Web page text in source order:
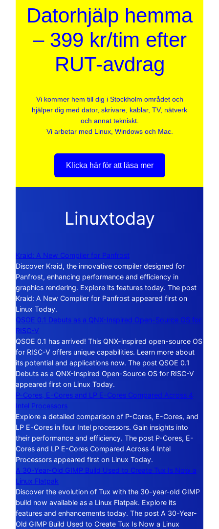
Datorhjälp hemma
– 399 kr/tim efter
RUT-avdrag
Vi kommer hem till dig i Stockholm området och
hjälper dig med dator, skrivare, kablar, TV, nätverk
och annat tekniskt.
Vi arbetar med Linux, Windows och Mac.
Klicka här för att läsa mer
Linuxtoday
Kraid: A New Compiler for Panfrost
Discover Kraid, the innovative compiler designed for
Panfrost, enhancing performance and efficiency in
graphics rendering. Explore its features today. The post
Kraid: A New Compiler for Panfrost appeared first on
Linux Today.
QSOE 0.1 Debuts as a QNX-Inspired Open-Source OS for
RISC-V
QSOE 0.1 has arrived! This QNX-inspired open-source OS
for RISC-V offers unique capabilities. Learn more about
its potential and applications now. The post QSOE 0.1
Debuts as a QNX-Inspired Open-Source OS for RISC-V
appeared first on Linux Today.
P-Cores, E-Cores and LP E-Cores Compared Across 4
Intel Processors
Explore a detailed comparison of P-Cores, E-Cores, and
LP E-Cores in four Intel processors. Gain insights into
their performance and efficiency. The post P-Cores, E-
Cores and LP E-Cores Compared Across 4 Intel
Processors appeared first on Linux Today.
A 30-Year-Old GIMP Build Used to Create Tux Is Now a
Linux Flatpak
Discover the evolution of Tux with the 30-year-old GIMP
build now available as a Linux Flatpak. Explore its
features and enhancements today. The post A 30-Year-
Old GIMP Build Used to Create Tux Is Now a Linux